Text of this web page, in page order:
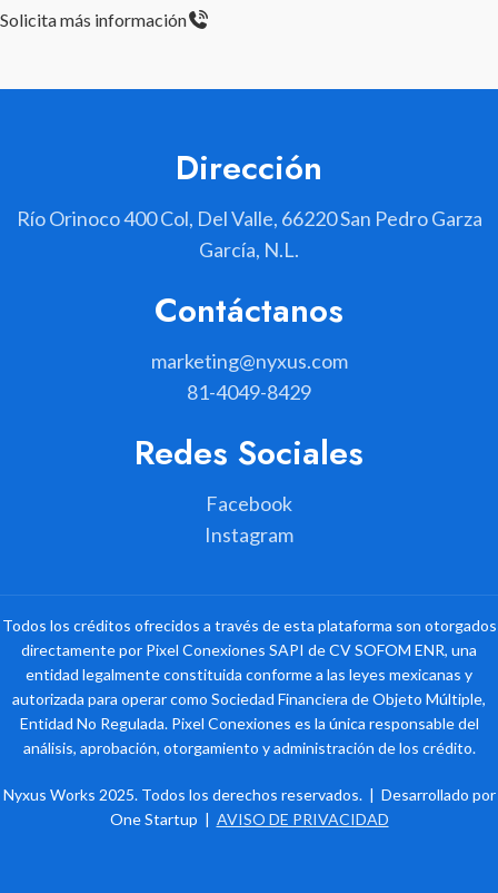
Solicita más información
Dirección
Río Orinoco 400 Col, Del Valle, 66220 San Pedro Garza
García, N.L.
Contáctanos
marketing@nyxus.com
81-4049-8429
Redes Sociales
Facebook
Instagram
Todos los créditos ofrecidos a través de esta plataforma son otorgados
directamente por Pixel Conexiones SAPI de CV SOFOM ENR, una
entidad legalmente constituida conforme a las leyes mexicanas y
autorizada para operar como Sociedad Financiera de Objeto Múltiple,
Entidad No Regulada. Pixel Conexiones es la única responsable del
análisis, aprobación, otorgamiento y administración de los crédito.
Nyxus Works 2025. Todos los derechos reservados. | Desarrollado por
One Startup | AVISO DE PRIVACIDAD